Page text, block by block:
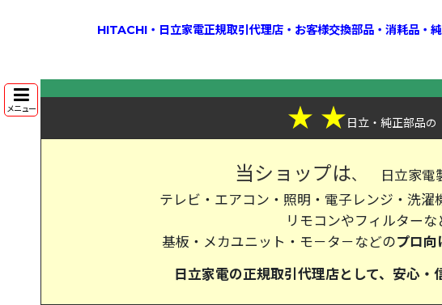
HITACHI・日立家電正規取引代理店・お客様交換部品・消耗品・
メニュー ★ ★日立・純正部品の
当ショップは、
日立家電
テレビ・エアコン・照明・電子レンジ・洗
リモコンやフィルターな
基板・メカユニット・モ－タ－などのプロ向
日立家電の正規取引代理店として、